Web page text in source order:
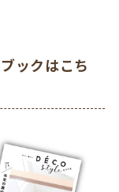
ックはこち